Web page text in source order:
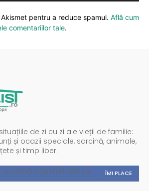
pentru a reduce spamul. Află cum
comentariilor tale.
de zi cu zi ale vieții de familie:
și ocazii speciale, sarcină, animale,
și timp liber.
ÎMI PLACE
reclamă administrată de